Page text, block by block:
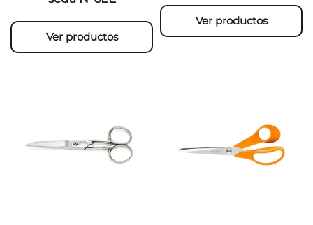
Ver productos
Ver productos